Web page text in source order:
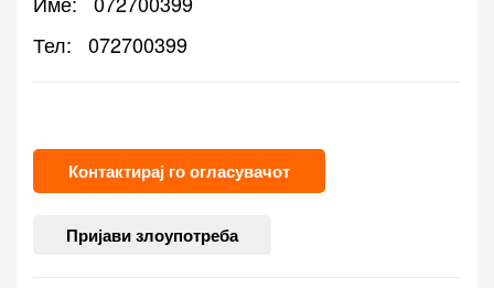
Тел:
072700399
Контактирај го огласувачот
Пријави злоупотреба